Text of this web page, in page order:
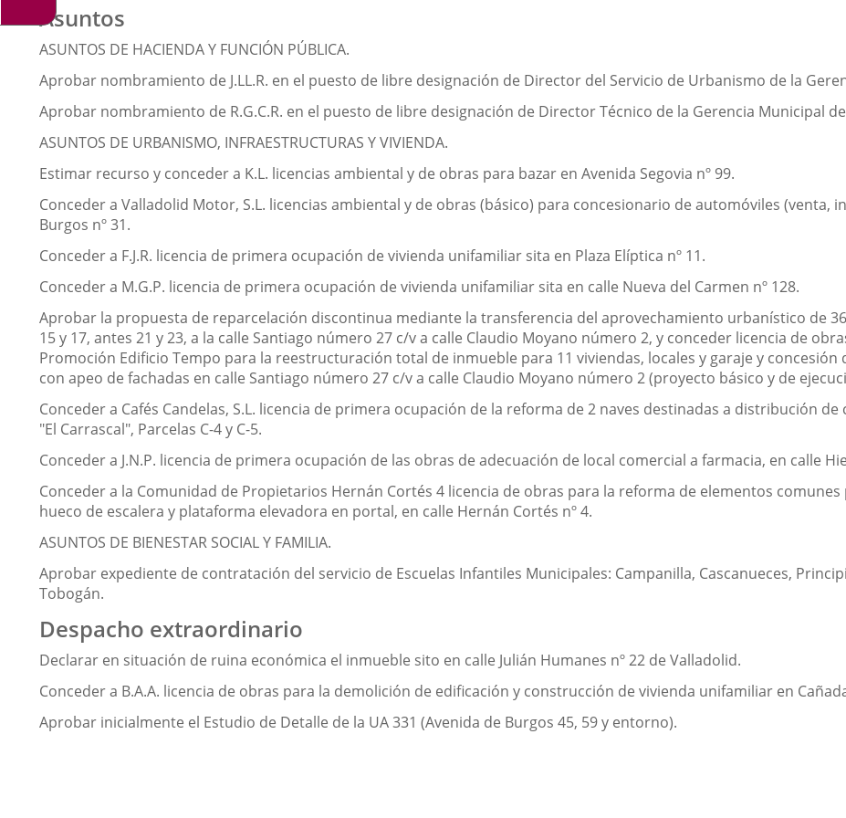
Asuntos
ASUNTOS DE HACIENDA Y FUNCIÓN PÚBLICA.
Aprobar nombramiento de J.LL.R. en el puesto de libre designación de Director del Servicio de Urbanismo de la
Aprobar nombramiento de R.G.C.R. en el puesto de libre designación de Director Técnico de la Gerencia Municipal
ASUNTOS DE URBANISMO, INFRAESTRUCTURAS Y VIVIENDA.
Estimar recurso y conceder a K.L. licencias ambiental y de obras para bazar en Avenida Segovia nº 99.
Conceder a Valladolid Motor, S.L. licencias ambiental y de obras (básico) para concesionario de automóviles (venta,
Burgos nº 31.
Conceder a F.J.R. licencia de primera ocupación de vivienda unifamiliar sita en Plaza Elíptica nº 11.
Conceder a M.G.P. licencia de primera ocupación de vivienda unifamiliar sita en calle Nueva del Carmen nº 128.
Aprobar la propuesta de reparcelación discontinua mediante la transferencia del aprovechamiento urbanístico de
15 y 17, antes 21 y 23, a la calle Santiago número 27 c/v a calle Claudio Moyano número 2, y conceder licencia de
Promoción Edificio Tempo para la reestructuración total de inmueble para 11 viviendas, locales y garaje y
con apeo de fachadas en calle Santiago número 27 c/v a calle Claudio Moyano número 2 (proyecto básico y de
Conceder a Cafés Candelas, S.L. licencia de primera ocupación de la reforma de 2 naves destinadas a distribución de
"El Carrascal", Parcelas C-4 y C-5.
Conceder a J.N.P. licencia de primera ocupación de las obras de adecuación de local comercial a farmacia, en calle
Conceder a la Comunidad de Propietarios Hernán Cortés 4 licencia de obras para la reforma de elementos
hueco de escalera y plataforma elevadora en portal, en calle Hernán Cortés nº 4.
ASUNTOS DE BIENESTAR SOCIAL Y FAMILIA.
Aprobar expediente de contratación del servicio de Escuelas Infantiles Municipales: Campanilla, Cascanueces,
Tobogán.
Despacho extraordinario
Declarar en situación de ruina económica el inmueble sito en calle Julián Humanes nº 22 de Valladolid.
Conceder a B.A.A. licencia de obras para la demolición de edificación y construcción de vivienda unifamiliar en
Aprobar inicialmente el Estudio de Detalle de la UA 331 (Avenida de Burgos 45, 59 y entorno).